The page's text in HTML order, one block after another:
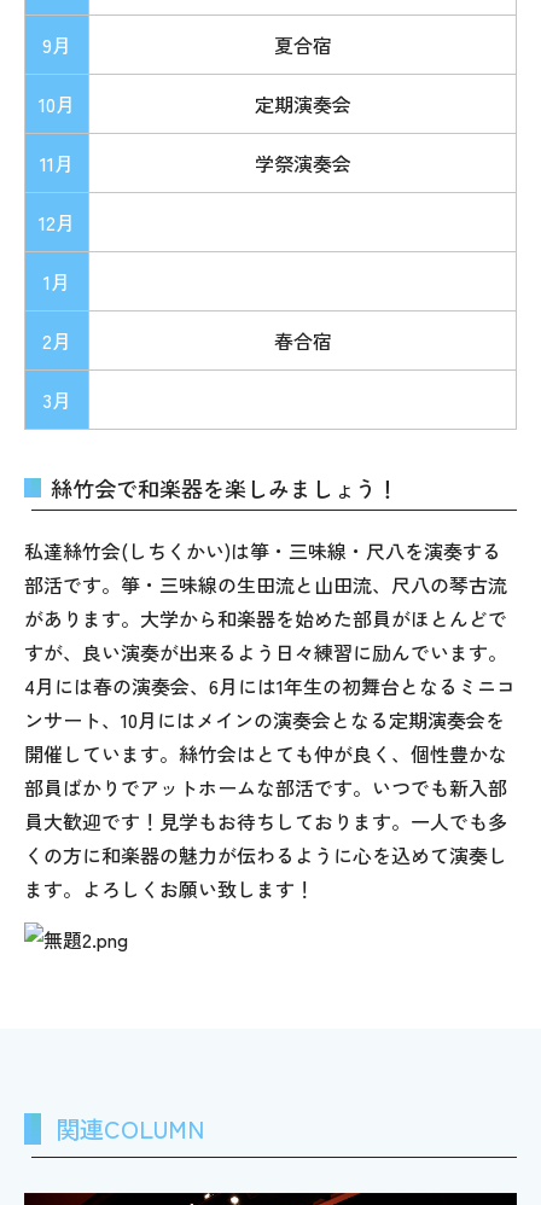
9月 夏合宿
10月 定期演奏会
11月 学祭演奏会
12月
1月
2月 春合宿
3月
絲竹会で和楽器を楽しみましょう！
私達絲竹会(しちくかい)は箏・三味線・尺八を演奏する
部活です。箏・三味線の生田流と山田流、尺八の琴古流
があります。大学から和楽器を始めた部員がほとんどで
すが、良い演奏が出来るよう日々練習に励んでいます。
4月には春の演奏会、6月には1年生の初舞台となるミニコ
ンサート、10月にはメインの演奏会となる定期演奏会を
開催しています。絲竹会はとても仲が良く、個性豊かな
部員ばかりでアットホームな部活です。いつでも新入部
員大歓迎です！見学もお待ちしております。一人でも多
くの方に和楽器の魅力が伝わるように心を込めて演奏し
ます。よろしくお願い致します！
関連COLUMN